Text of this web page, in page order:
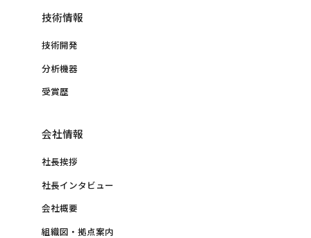
技術情報
技術開発
分析機器
受賞歴
会社情報
社長挨拶
社長インタビュー
会社概要
組織図・拠点案内